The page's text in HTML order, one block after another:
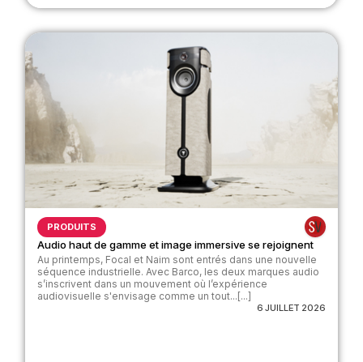
PRODUITS
Audio haut de gamme et image immersive se rejoignent
Au printemps, Focal et Naim sont entrés dans une nouvelle
séquence industrielle. Avec Barco, les deux marques audio
s’inscrivent dans un mouvement où l’expérience
audiovisuelle s'envisage comme un tout...[...]
6 JUILLET 2026